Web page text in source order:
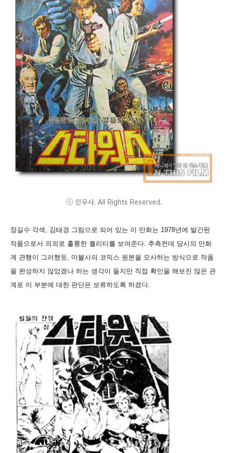
ⓒ 민우사. All Rights Reserved.
장길수 각색, 김태경 그림으로 되어 있는 이 만화는 1978년에 발간된
작품으로서 의외로 훌륭한 퀄리티를 보여준다. 추측컨데 당시의 만화
계 관행이 그러했듯, 마블사의 코믹스 원본을 모사하는 방식으로 작품
을 완성하지 않았겠나 하는 생각이 들지만 직접 확인을 해보진 않은 관
계로 이 부분에 대한 판단은 보류하도록 하겠다.